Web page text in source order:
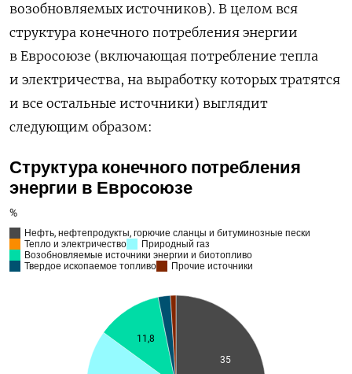
возобновляемых источников). В целом вся
структура конечного потребления энергии
в Евросоюзе (включающая потребление тепла
и электричества, на выработку которых тратятся
и все остальные источники) выглядит
следующим образом: